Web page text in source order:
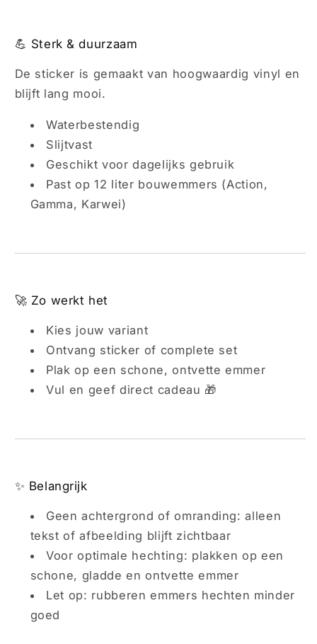
💪 Sterk & duurzaam
De sticker is gemaakt van hoogwaardig vinyl en
blijft lang mooi.
Waterbestendig
Slijtvast
Geschikt voor dagelijks gebruik
Past op 12 liter bouwemmers (Action,
Gamma, Karwei)
🚀 Zo werkt het
Kies jouw variant
Ontvang sticker of complete set
Plak op een schone, ontvette emmer
Vul en geef direct cadeau 🎁
✨ Belangrijk
Geen achtergrond of omranding: alleen
tekst of afbeelding blijft zichtbaar
Voor optimale hechting: plakken op een
schone, gladde en ontvette emmer
Let op: rubberen emmers hechten minder
goed